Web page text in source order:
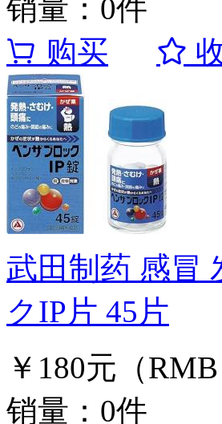
销量：0件
购买
武田制药 感冒
クIP片 45片
￥180元（RMB
销量：0件